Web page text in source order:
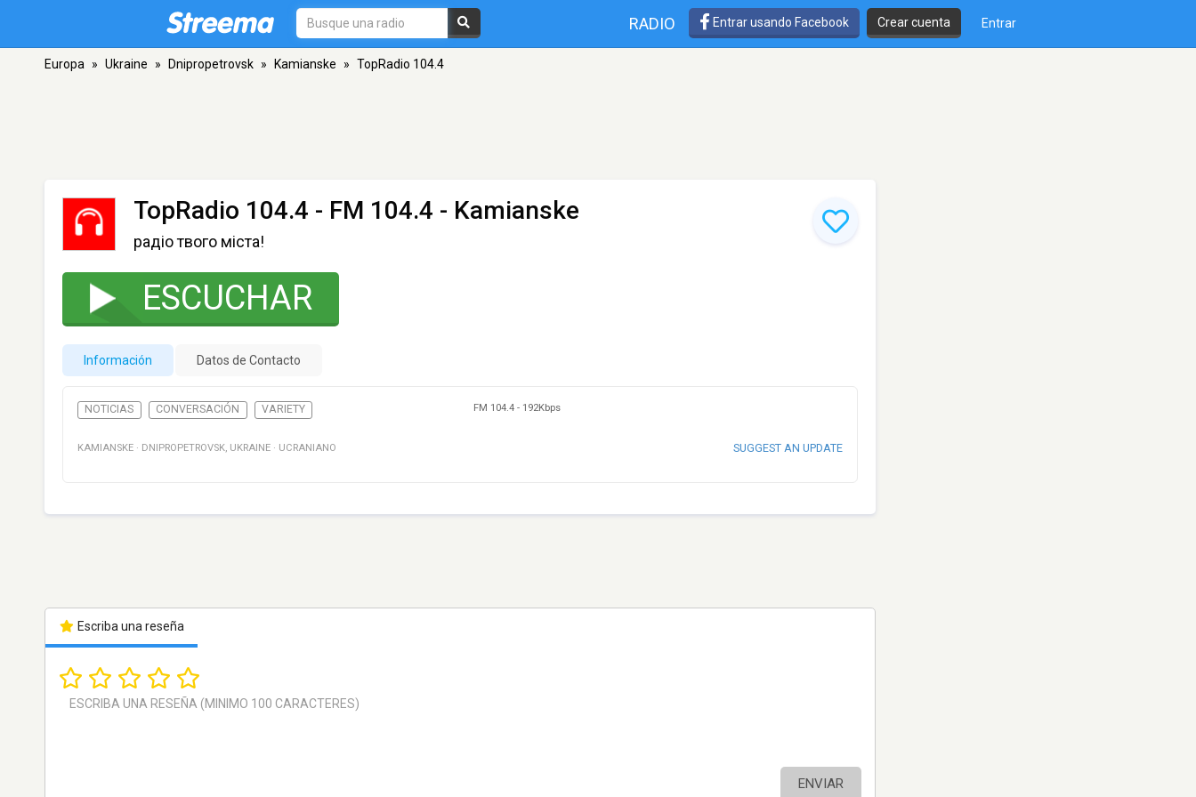
RADIO Entrar usando Facebook Crear cuenta Entrar
Europa » Ukraine » Dnipropetrovsk » Kamianske » TopRadio 104.4
TopRadio 104.4 - FM 104.4 - Kamianske
радіо твого міста!
ESCUCHAR
Información Datos de Contacto
NOTICIAS CONVERSACIÓN VARIETY FM 104.4 - 192Kbps
KAMIANSKE · DNIPROPETROVSK, UKRAINE · UCRANIANO SUGGEST AN UPDATE
Escriba una reseña
ENVIAR